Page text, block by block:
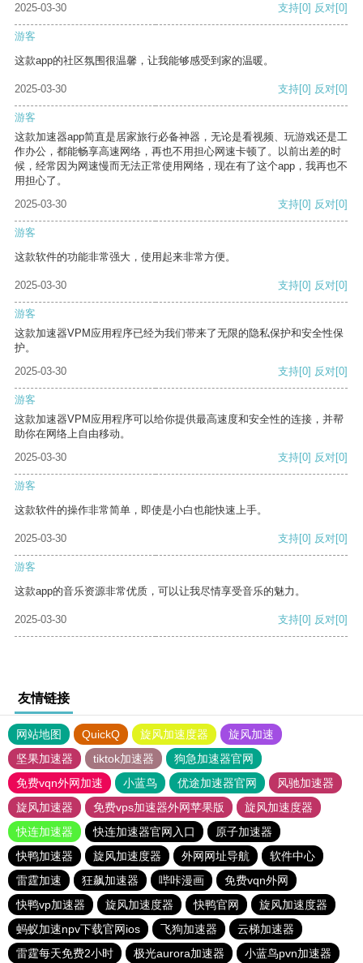
2025-03-30 支持[0] 反对[0]
游客
这款app的社区氛围很温馨，让我能够感受到家的温暖。
2025-03-30 支持[0] 反对[0]
游客
这款加速器app简直是居家旅行必备神器，无论是看视频、玩游戏还是工
作办公，都能畅享高速网络，再也不用担心网速卡顿了。以前出差的时
候，经常因为网速慢而无法正常使用网络，现在有了这个app，我再也不
用担心了。
2025-03-30
支持[0] 反对[0]
游客
这款软件的功能非常强大，使用起来非常方便。
2025-03-30 支持[0] 反对[0]
游客
这款加速器VPM应用程序已经为我们带来了无限的隐私保护和安全性保
护。
2025-03-30
支持[0] 反对[0]
游客
这款加速器VPM应用程序可以给你提供最高速度和安全性的连接，并帮
助你在网络上自由移动。
2025-03-30
支持[0] 反对[0]
游客
这款软件的操作非常简单，即使是小白也能快速上手。
2025-03-30 支持[0] 反对[0]
游客
这款app的音乐资源非常优质，可以让我尽情享受音乐的魅力。
2025-03-30 支持[0] 反对[0]
友情链接
网站地图 QuickQ 旋风加速度器
旋风加速
坚果加速器
tiktok加速器
狗急加速器官网
免费vqn外网加速
小蓝鸟 优途加速器官网
风驰加速器
旋风加速器
免费vps加速器外网苹果版
旋风加速度器
快连加速器
快连加速器官网入口
原子加速器
快鸭加速器
旋风加速度器 外网网址导航
软件中心
雷霆加速
狂飙加速器 哔咔漫画
免费vqn外网
快鸭vp加速器
旋风加速度器 快鸭官网
旋风加速度器
蚂蚁加速npv下载官网ios
飞狗加速器
云梯加速器
雷霆每天免费2小时
极光aurora加速器 小蓝鸟pvn加速器